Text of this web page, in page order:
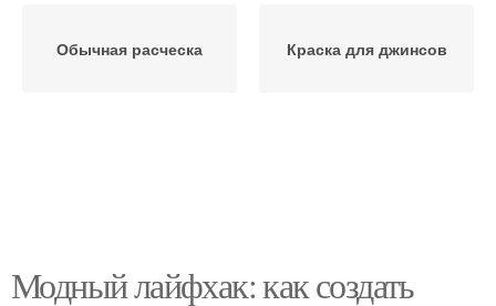
Обычная расческа Краска для джинсов
Модный лайфхак: как создать